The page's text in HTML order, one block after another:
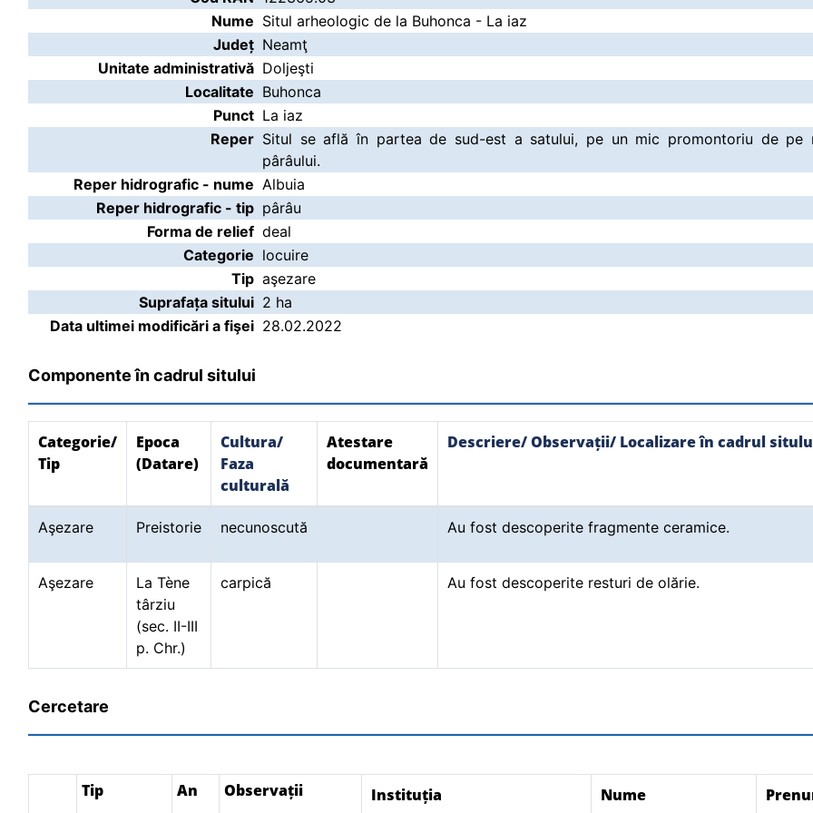
Nume Situl arheologic de la Buhonca - La iaz
Județ Neamţ
Unitate administrativă Doljeşti
Localitate Buhonca
Punct La iaz
Reper Situl se află în partea de sud-est a satului, pe un mic promontoriu de pe
pârâului.
Reper hidrografic - nume Albuia
Reper hidrografic - tip pârâu
Forma de relief deal
Categorie locuire
Tip aşezare
Suprafața sitului 2 ha
Data ultimei modificări a fişei 28.02.2022
Componente în cadrul sitului
Categorie/
Tip
Epoca
(Datare)
Cultura/
Faza
culturală
Atestare
documentară
Descriere/ Observații/ Localizare în cadrul
Aşezare Preistorie necunoscută Au fost descoperite fragmente ceramice.
Aşezare
La Tène
târziu
(sec. II-III
p. Chr.)
carpică Au fost descoperite resturi de olărie.
Cercetare
Tip An Observații Instituția Nume